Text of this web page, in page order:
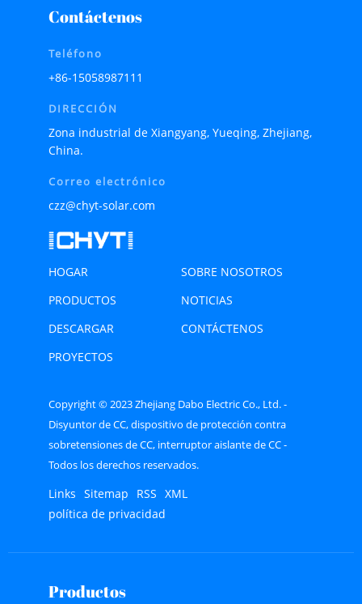
Contáctenos
Teléfono
+86-15058987111
DIRECCIÓN
Zona industrial de Xiangyang, Yueqing, Zhejiang,
China.
Correo electrónico
czz@chyt-solar.com
HOGAR
SOBRE NOSOTROS
PRODUCTOS
NOTICIAS
DESCARGAR
CONTÁCTENOS
PROYECTOS
Copyright © 2023 Zhejiang Dabo Electric Co., Ltd. -
Disyuntor de CC, dispositivo de protección contra
sobretensiones de CC, interruptor aislante de CC -
Todos los derechos reservados.
Links Sitemap RSS XML
política de privacidad
Productos